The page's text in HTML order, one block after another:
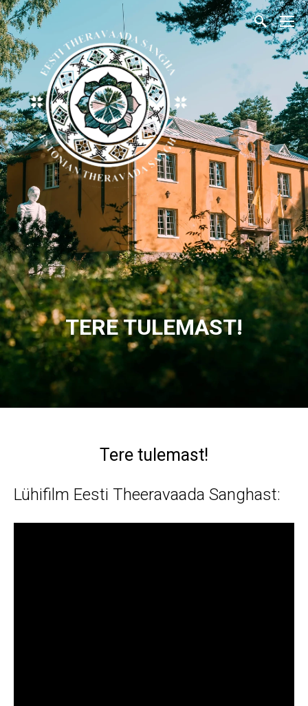
TERE TULEMAST!
Tere tulemast!
Lühifilm Eesti Theeravaada Sanghast: